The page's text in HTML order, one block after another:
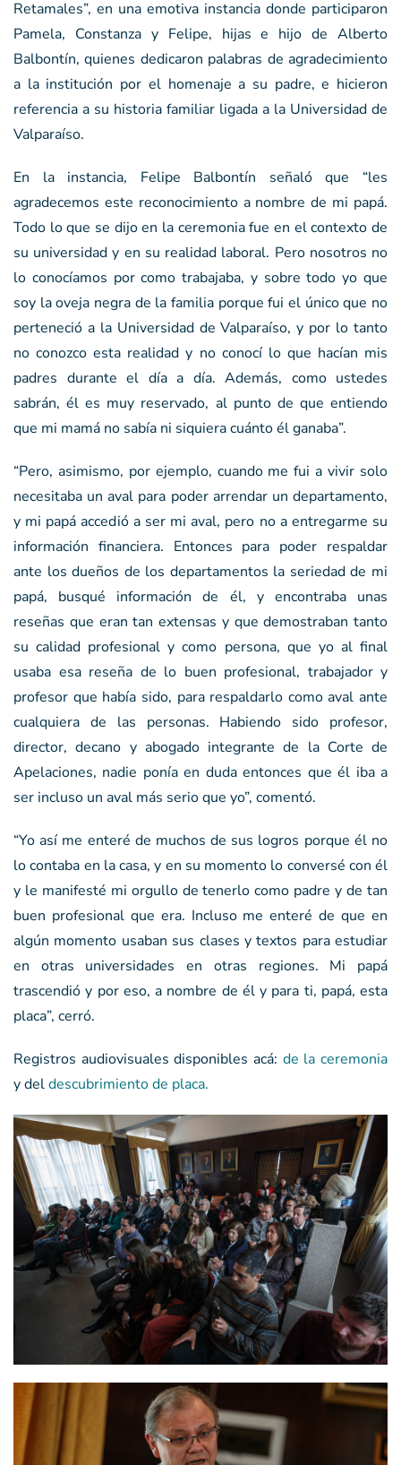
Retamales”, en una emotiva instancia donde participaron
Pamela, Constanza y Felipe, hijas e hijo de Alberto
Balbontín, quienes dedicaron palabras de agradecimiento
a la institución por el homenaje a su padre, e hicieron
referencia a su historia familiar ligada a la Universidad de
Valparaíso.
En la instancia, Felipe Balbontín señaló que “les
agradecemos este reconocimiento a nombre de mi papá.
Todo lo que se dijo en la ceremonia fue en el contexto de
su universidad y en su realidad laboral. Pero nosotros no
lo conocíamos por como trabajaba, y sobre todo yo que
soy la oveja negra de la familia porque fui el único que no
perteneció a la Universidad de Valparaíso, y por lo tanto
no conozco esta realidad y no conocí lo que hacían mis
padres durante el día a día. Además, como ustedes
sabrán, él es muy reservado, al punto de que entiendo
que mi mamá no sabía ni siquiera cuánto él ganaba”.
“Pero, asimismo, por ejemplo, cuando me fui a vivir solo
necesitaba un aval para poder arrendar un departamento,
y mi papá accedió a ser mi aval, pero no a entregarme su
información financiera. Entonces para poder respaldar
ante los dueños de los departamentos la seriedad de mi
papá, busqué información de él, y encontraba unas
reseñas que eran tan extensas y que demostraban tanto
su calidad profesional y como persona, que yo al final
usaba esa reseña de lo buen profesional, trabajador y
profesor que había sido, para respaldarlo como aval ante
cualquiera de las personas. Habiendo sido profesor,
director, decano y abogado integrante de la Corte de
Apelaciones, nadie ponía en duda entonces que él iba a
ser incluso un aval más serio que yo”, comentó.
“Yo así me enteré de muchos de sus logros porque él no
lo contaba en la casa, y en su momento lo conversé con él
y le manifesté mi orgullo de tenerlo como padre y de tan
buen profesional que era. Incluso me enteré de que en
algún momento usaban sus clases y textos para estudiar
en otras universidades en otras regiones. Mi papá
trascendió y por eso, a nombre de él y para ti, papá, esta
placa”, cerró.
Registros audiovisuales disponibles acá: de la ceremonia
y deldescubrimiento de placa.